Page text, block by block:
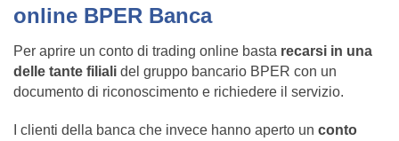
online BPER Banca
Per aprire un conto di trading online basta recarsi in una
delle tante filiali del gruppo bancario BPER con un
documento di riconoscimento e richiedere il servizio.
I clienti della banca che invece hanno aperto un conto